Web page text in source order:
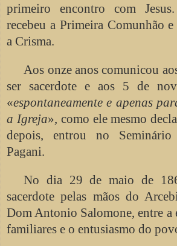
primeiro encontro com
recebeu a Primeira Comunhão
a Crisma.
Aos onze anos comunicou
ser sacerdote e aos 5 de
«espontaneamente e apenas
a Igreja», como ele mesmo
depois, entrou no
Pagani.
No dia 29 de maio de
sacerdote pelas mãos do
Dom Antonio Salomone, entre a
familiares e o entusiasmo do